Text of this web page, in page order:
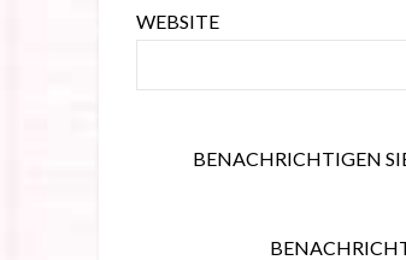
WEBSITE
BENACHRICHTIGEN